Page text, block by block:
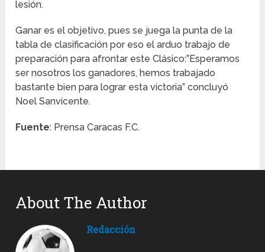
lesión.
Ganar es el objetivo, pues se juega la punta de la
tabla de clasificación por eso el arduo trabajo de
preparación para afrontar este Clásico:”Esperamos
ser nosotros los ganadores, hemos trabajado
bastante bien para lograr esta victoria” concluyó
Noel Sanvicente.
Fuente: Prensa Caracas F.C.
About The Author
Redacción